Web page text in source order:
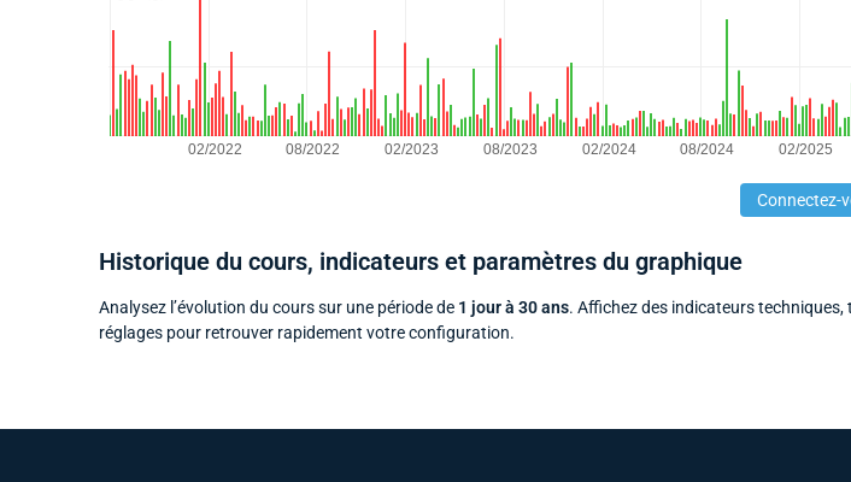
Connectez-
Historique du cours, indicateurs et paramètres du graphique
Analysez l’évolution du cours sur une période de 1 jour à 30 ans. Affichez des indicateurs
réglages pour retrouver rapidement votre configuration.